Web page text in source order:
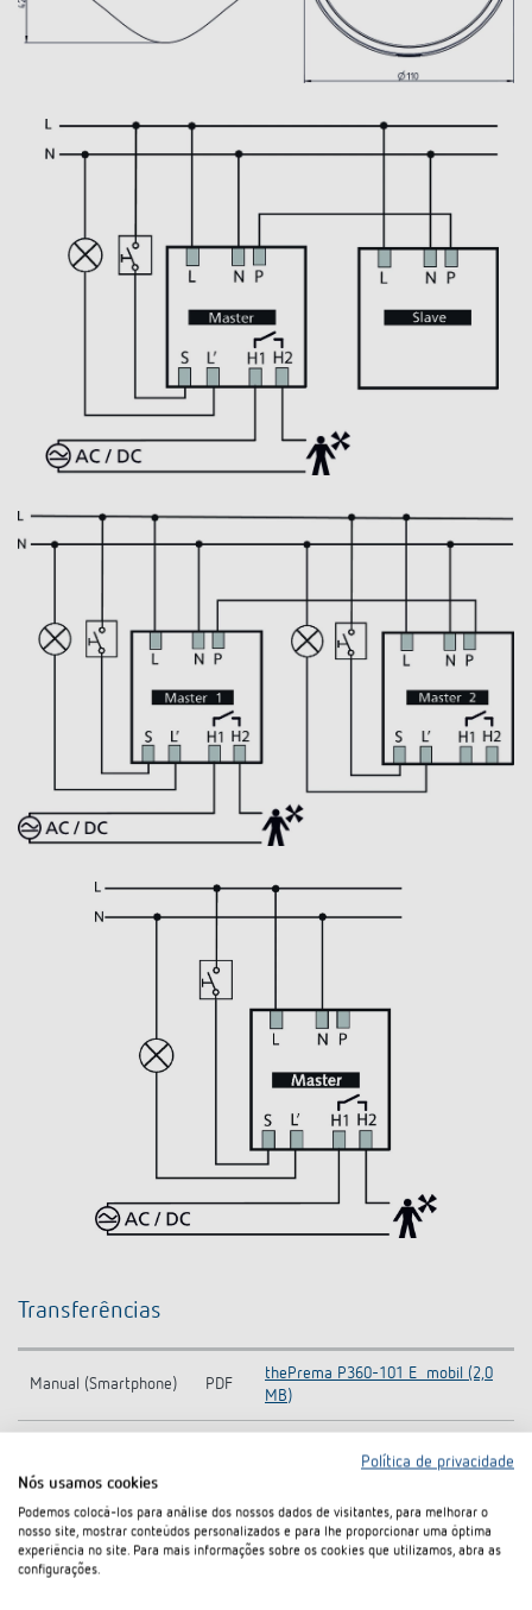
Transferências
Manual (Smartphone) PDF
thePrema P360-101 E_mobil (2,0
MB)
Símbolo CAD
Information Notice EU
Data Act
thePrema P360-101 E UP GR-
Information Notice EU Data Act
Política de privacidade
Nós usamos cookies
Podemos colocá-los para análise dos nossos dados de visitantes, para melhorar o
nosso site, mostrar conteúdos personalizados e para lhe proporcionar uma óptima
experiência no site. Para mais informações sobre os cookies que utilizamos, abra as
configurações.